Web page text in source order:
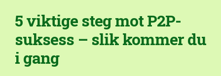
5 viktige steg mot P2P-
suksess – slik kommer du
i gang